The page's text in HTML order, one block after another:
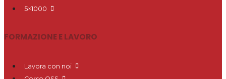
5×1000
FORMAZIONE E LAVORO
Lavora con noi